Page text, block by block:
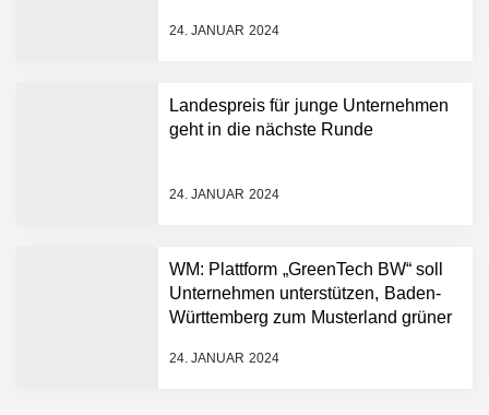
24. JANUAR 2024
Landespreis für junge Unternehmen
geht in die nächste Runde
24. JANUAR 2024
WM: Plattform „GreenTech BW“ soll
Unternehmen unterstützen, Baden-
Württemberg zum Musterland grüner
24. JANUAR 2024
FiniteNow ermöglicht
Entwicklungsprozesse
Pyck im Employer Portrait
Maximilian Mack von Pyck